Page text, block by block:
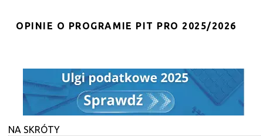
OPINIE O PROGRAMIE PIT PRO 2025/2026
NA SKRÓTY